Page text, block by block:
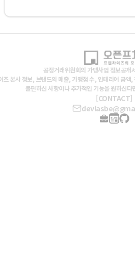
공정거래위원회의 가맹사업 정보공개
즈 본사 정보, 브랜드의 매출, 가맹점 수, 인테리어 금액
불편하신 사항이나 추가적인 기능을 원하신
[CONTACT]